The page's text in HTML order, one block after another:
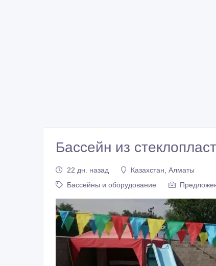
Бассейн из
22 дн. назад
Казахстан, Алматы
Бассейны и оборудование